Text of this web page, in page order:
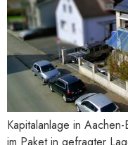
Kapitalanlage in